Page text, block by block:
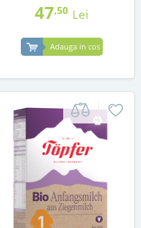
47,50 Lei
Adauga in cos